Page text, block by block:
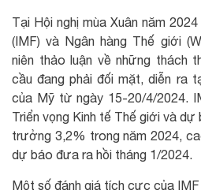
Tại Hội nghị mùa Xuân năm
(IMF) và Ngân hàng Thế giới
niên thảo luận về những thách
cầu đang phải đối mặt, diễn ra
của Mỹ từ ngày 15-20/4/2024.
Triển vọng Kinh tế Thế giới và
trưởng 3,2% trong năm 2024,
dự báo đưa ra hồi tháng 1/2024.
Một số đánh giá tích cực của